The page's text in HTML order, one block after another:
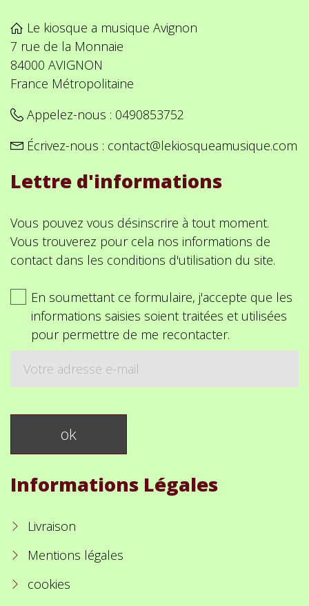
Le kiosque a musique Avignon
7 rue de la Monnaie
84000 AVIGNON
France Métropolitaine
Appelez-nous : 0490853752
Écrivez-nous : contact@lekiosqueamusique.com
Lettre d'informations
Vous pouvez vous désinscrire à tout moment.
Vous trouverez pour cela nos informations de
contact dans les conditions d'utilisation du site.
En soumettant ce formulaire, j'accepte que les
informations saisies soient traitées et utilisées
pour permettre de me recontacter.
Informations Légales
Livraison
Mentions légales
cookies